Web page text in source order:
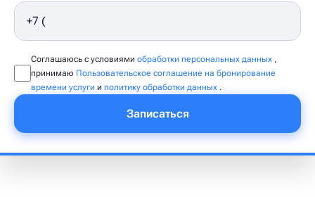
Соглашаюсь с условиями обработки персональных данных ,
принимаю Пользовательское соглашение на бронирование
времени услуги и политику обработки данных .
Записаться